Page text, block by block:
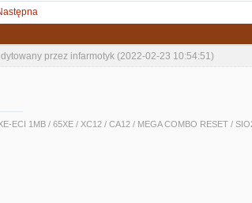
przez infarmotyk (2022-02-23 10:54:51)
ECI 1MB / 65XE / XC12 / CA12 / MEGA COMBO RESET /